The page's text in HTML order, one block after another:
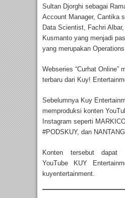
Sultan Djorghi sebagai
Account Manager, Cantika
Data Scientist, Fachri
Kusmanto yang menjadi
yang merupakan Operations
Webseries “Curhat Online”
terbaru dari Kuy!
Sebelumnya Kuy
memproduksi konten
Instagram seperti
#PODSKUY, dan NANTANG.
Konten tersebut dapat
YouTube KUY
kuyentertainment.